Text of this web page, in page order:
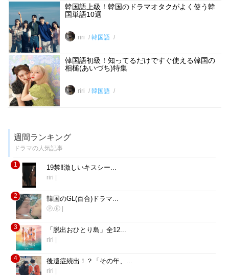
韓国語上級！韓国のドラマオタクがよく使う韓
国単語10選
riri 韓国語
韓国語初級！知ってるだけですぐ使える韓国の
相槌(あいづち)特集
riri 韓国語
週間ランキング
ドラマの人気記事
1 19禁‼︎激しいキスシー...
riri |
2 韓国のGL(百合)ドラマ...
Ⓟ.Ⓔ |
3 「脱出おひとり島」全12...
riri |
4 後遺症続出！？「その年、...
riri |